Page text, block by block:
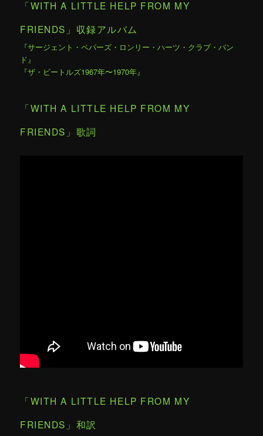
「WITH A LITTLE HELP FROM MY
FRIENDS」収録アルバム
『サージェント・ペパーズ・ロンリー・ハーツ・クラブ・バン
ド』
『ザ・ビートルズ1967年〜1970年』
「WITH A LITTLE HELP FROM MY
FRIENDS」歌詞
「WITH A LITTLE HELP FROM MY
FRIENDS」和訳